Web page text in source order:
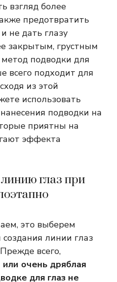
взгляд более
предотвратить
не дать глазу
закрытым, грустным
подводки для
всего подходит для
из этой
использовать
подводки на
приятны на
эффекта
глаз при
это выберем
линии глаз
всего,
очень дряблая
для глаз не